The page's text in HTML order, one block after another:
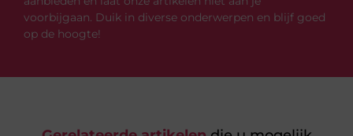
voorbijgaan. Duik in diverse onderwerpen en blijf goed
op de hoogte!